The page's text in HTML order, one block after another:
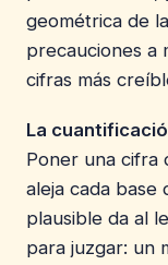
geométrica de
precauciones a
cifras más
La
Poner una cifra
aleja cada base
plausible da al
para juzgar: un